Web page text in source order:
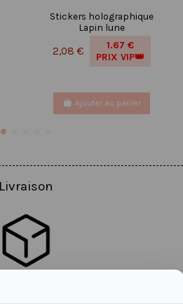
Stickers holographique
Lapin lune
2,08 €
1.67 €
PRIX VIP👑
Ajouter au panier
Livraison